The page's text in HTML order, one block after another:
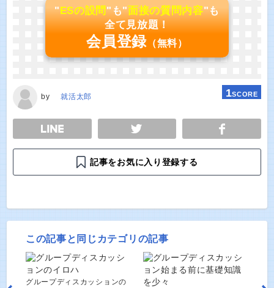
"ESの設問"も"面接の質問内容"も
全て見放題！
会員登録 （無料）
by 就活太郎 1SCORE
TWEET
記事をお気に入り登録する
この記事と同じカテゴリの記事
グループディスカッションの